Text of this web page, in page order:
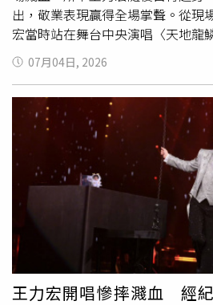
出，敬業表現贏得全場掌聲。從現
宏當時站在舞台中央演唱〈天地龍
線，加上走位步伐較大，突然失去
面撲向舞台，左臉直接撞擊地面，
下歌迷驚呼連連。有目擊歌迷表示
不僅監聽耳機當場脫落飛出，王力
氣氛瞬間由熱烈轉為緊張，後台工
傷勢，讓不少觀眾都為他捏了一把
摔，左臉重重撞擊舞台地面。（圖
力宏並未中斷演出，短暫調整後便
風繼續演唱。大螢幕特寫畫面可見
腫，臉部及耳朵周圍還可見血跡，
曲，敬業態度令現場觀眾相當動容
單接受包紮，左耳也裹上繃帶。他
術家梵谷，不過大家放心，剛剛跌
07月04日, 2026
王力宏開唱慘摔濺血 經